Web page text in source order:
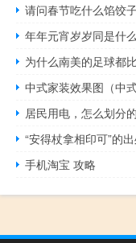
请问春节吃什么馅饺
年年元宵岁岁同是什
为什么南美的足球都
中式家装效果图（中式
居民用电，怎么划分
“安得杖拿相印可”的
手机淘宝 攻略